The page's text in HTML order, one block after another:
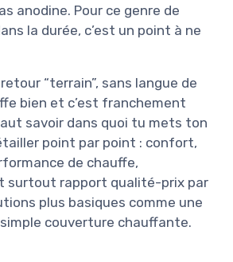
anodine. Pour ce genre de
la durée, c’est un point à ne
“terrain”, sans langue de
bien et c’est franchement
savoir dans quoi tu mets ton
point par point : confort,
de chauffe,
surtout rapport qualité-prix par
plus basiques comme une
couverture chauffante.